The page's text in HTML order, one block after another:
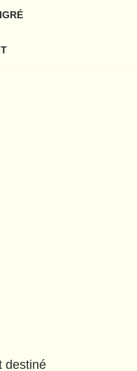
destiné